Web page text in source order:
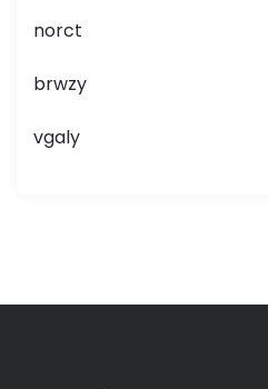
norct
brwzy
vgaly